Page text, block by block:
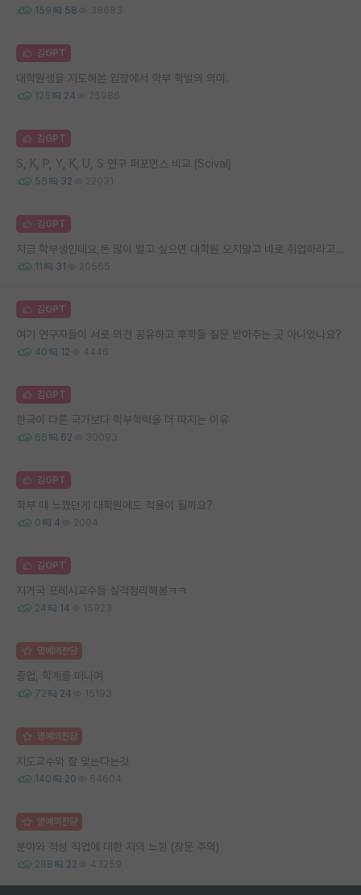
159 58 38683
김GPT
대학원생을 지도해본 입장에서 학부 학벌의 의미.
125 24 25986
김GPT
S, K, P, Y, K, U, S 연구 퍼포먼스 비교 (Scival)
55 32 22031
김GPT
지금 학부생인데요,돈 많이 벌고 싶으면 대학원 오지말고 바로 취업하라고 하던데
11 31 20565
김GPT
여기 연구자들이 서로 의견 공유하고 후학들 질문 받아주는 곳 아니었나요?
40 12 4446
김GPT
한국이 다른 국가보다 학부학력을 더 따지는 이유
66 62 30093
김GPT
학부 때 느꼈던게 대학원에도 적용이 될까요?
0 4 2094
김GPT
지거국 프레시교수들 실적정리해봄ㅋㅋ
24 14 15923
명예의전당
졸업, 학계를 떠나며
72 24 15193
명예의전당
지도교수와 잘 맞는다는것
140 20 64604
명예의전당
분야와 적성 직업에 대한 저의 느낌 (장문 주의)
288 22 43259